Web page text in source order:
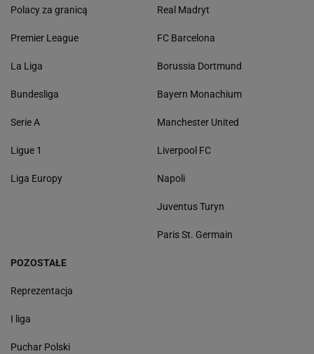
Polacy za granicą
Premier League
La Liga
Bundesliga
Serie A
Ligue 1
Liga Europy
Real Madryt
FC Barcelona
Borussia Dortmund
Bayern Monachium
Manchester United
Liverpool FC
Napoli
Juventus Turyn
Paris St. Germain
POZOSTAŁE
Reprezentacja
I liga
Puchar Polski